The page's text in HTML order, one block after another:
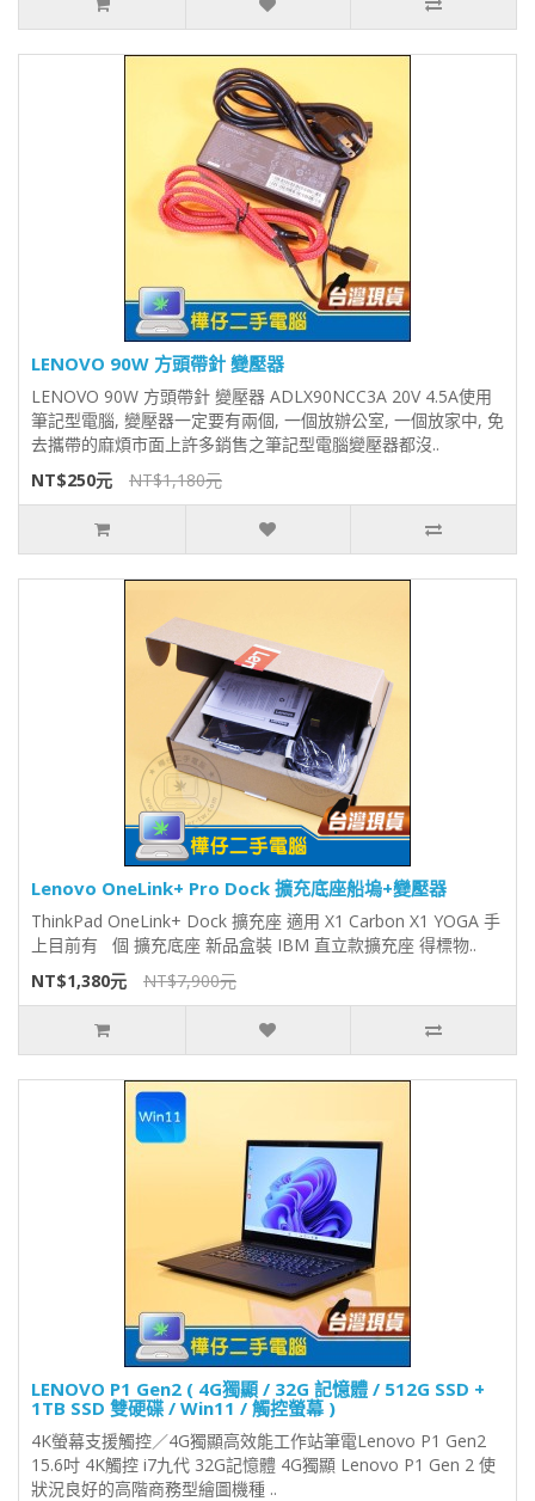
LENOVO 90W 方頭帶針 變壓器
LENOVO 90W 方頭帶針 變壓器 ADLX90NCC3A 20V 4.5A使用
筆記型電腦, 變壓器一定要有兩個, 一個放辦公室, 一個放家中, 免
去攜帶的麻煩市面上許多銷售之筆記型電腦變壓器都沒..
NT$250元
NT$1,180元
Lenovo OneLink+ Pro Dock 擴充底座船塢+變壓器
ThinkPad OneLink+ Dock 擴充座 適用 X1 Carbon X1 YOGA 手
上目前有 個 擴充底座 新品盒裝 IBM 直立款擴充座 得標物..
NT$1,380元
NT$7,900元
LENOVO P1 Gen2 ( 4G獨顯 / 32G 記憶體 / 512G SSD +
1TB SSD 雙硬碟 / Win11 / 觸控螢幕 )
4K螢幕支援觸控／4G獨顯高效能工作站筆電Lenovo P1 Gen2
15.6吋 4K觸控 i7九代 32G記憶體 4G獨顯 Lenovo P1 Gen 2 使
狀況良好的高階商務型繪圖機種 ..